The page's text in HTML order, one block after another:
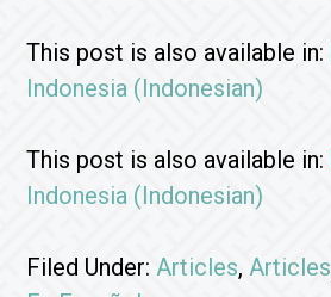
This post is also available in:
Indonesia (Indonesian)
This post is also available in:
Indonesia (Indonesian)
Filed Under:Articles,Articles